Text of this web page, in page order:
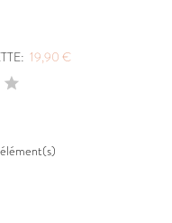
19,90 €